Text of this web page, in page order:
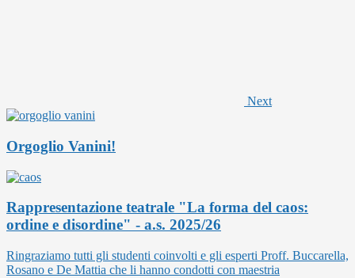
Next
Orgoglio Vanini!
Rappresentazione teatrale "La forma del caos:
ordine e disordine" - a.s. 2025/26
Ringraziamo tutti gli studenti coinvolti e gli esperti Proff. Buccarella,
Rosano e De Mattia che li hanno condotti con maestria